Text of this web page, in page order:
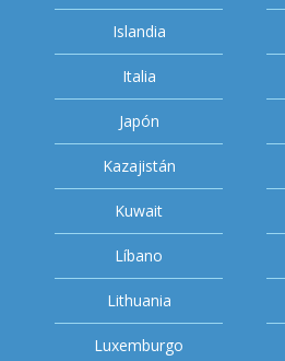
Islandia
Italia
Japón
Kazajistán
Kuwait
Líbano
Lithuania
Luxemburgo